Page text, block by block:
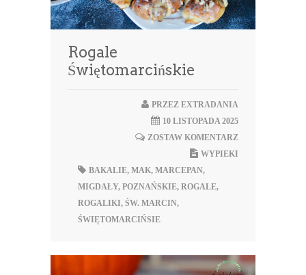
Rogale
Świętomarcińskie
PRZEZ EXTRADANIA
10 LISTOPADA 2025
ZOSTAW KOMENTARZ
WYPIEKI
BAKALIE, MAK, MARCEPAN,
MIGDAŁY, POZNAŃSKIE, ROGALE,
ROGALIKI, ŚW. MARCIN,
ŚWIĘTOMARCIŃSIE